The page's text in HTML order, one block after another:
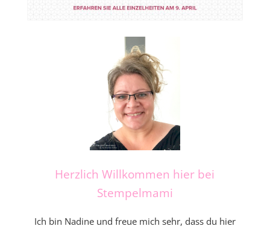
Herzlich Willkommen hier bei
Stempelmami
Ich bin Nadine und freue mich sehr, dass du hier